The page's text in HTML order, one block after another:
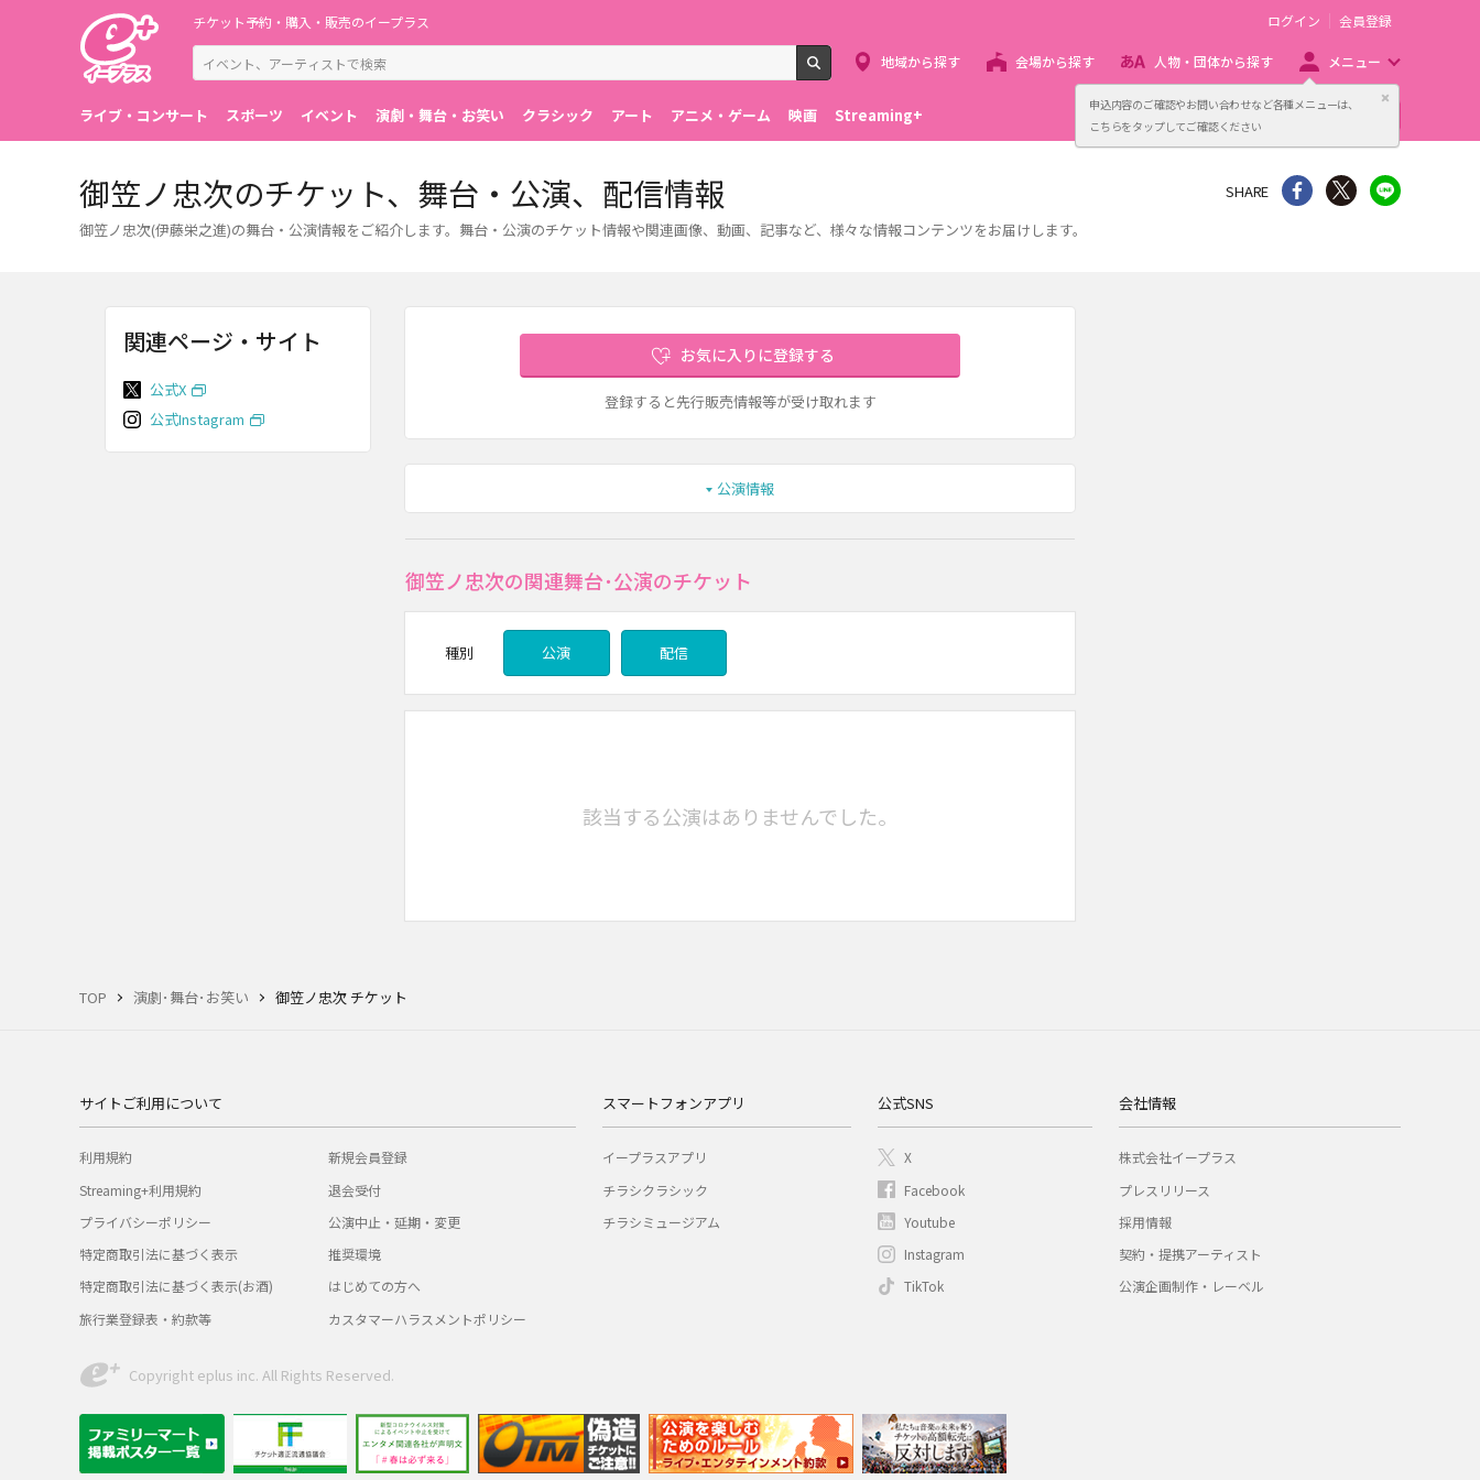
申込内容のご確認やお問い合わせなど各種メニューは、
こちらをタップしてご確認ください
閉じる
チケット予約・購入・販売のイープラス
検索
ログイン 会員登録
地域から探す 会場から探す 人物・団体から探す メニュー
ライブ・コンサート スポーツ イベント 演劇・舞台・お笑い クラシック アート アニメ・ゲーム 映画 Streaming+ 主催者向け販売サービス
TOP 演劇･舞台･お笑い 御笠ノ忠次 チケット
御笠ノ忠次のチケット、舞台・公演、配信情報
御笠ノ忠次(伊藤栄之進)の舞台・公演情報をご紹介します。舞台・公演のチケット情報や関連画像、動画、記事など、様々な情報コンテンツをお届けします。
SHARE シェア Twitter
お気に入りに登録する
登録すると先行販売情報等が受け取れます
公演情報
御笠ノ忠次の関連舞台･公演のチケット
種別 公演 配信
該当する公演はありませんでした。
関連ページ・サイト
公式X
公式Instagram
サイトご利用について
利用規約
Streaming+利用規約
プライバシーポリシー
特定商取引法に基づく表示
特定商取引法に基づく表示(お酒)
旅行業登録表・約款等
新規会員登録
退会受付
公演中止・延期・変更
推奨環境
はじめての方へ
カスタマーハラスメントポリシー
スマートフォンアプリ
イープラスアプリ
チラシクラシック
チラシミュージアム
公式SNS
X
Facebook
Youtube
Instagram
TikTok
会社情報
株式会社イープラス
プレスリリース
採用情報
契約・提携アーティスト
公演企画制作・レーベル
Copyright eplus inc. All Rights Reserved.